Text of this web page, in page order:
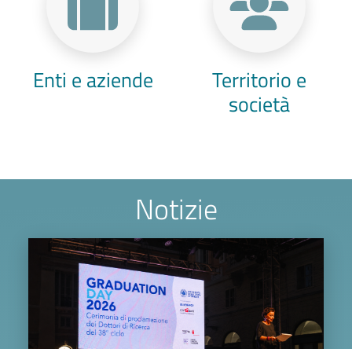
Enti e aziende Territorio e
società
Notizie
Image